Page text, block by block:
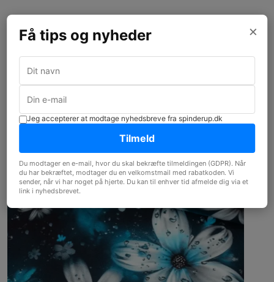
Andre købte også
×
Få tips og nyheder
Jeg accepterer at modtage nyhedsbreve fra spinderup.dk
Tilmeld
Du modtager en e-mail, hvor du skal bekræfte tilmeldingen (GDPR). Når
du har bekræftet, modtager du en velkomstmail med rabatkoden. Vi
sender, når vi har noget på hjerte. Du kan til enhver tid afmelde dig via et
link i nyhedsbrevet.